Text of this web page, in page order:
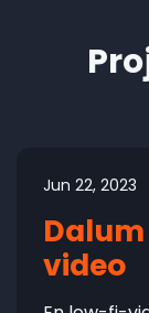
Jun 22, 2023
video